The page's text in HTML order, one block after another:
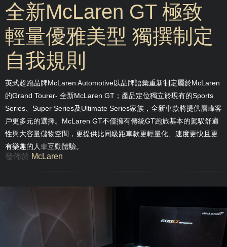
全新McLaren GT 極致
輕量優雅美型 獨撰制定
自我規則
英式超跑品牌McLaren Automotive以品牌語彙重新制定屬於McLaren
的Grand Tourer- 全新McLaren GT；產品定位獨立於現有的Sports
Series、Super Series及Ultimate Series家族，全新車款將提供層峰客
戶更多元的選擇。McLaren GT不僅擁有傳統GT跑旅基本的駕馭舒適
性與大容量儲物空間，更提供比同級距車款更輕量化、速度更快且更
有樂趣的人車互動體驗。
發佈於 McLaren